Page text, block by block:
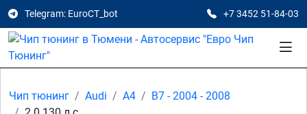
Telegram: EuroCT_bot +7 3452 51-84-03
Чип тюнинг Audi A4
B7 - 2004 - 2008